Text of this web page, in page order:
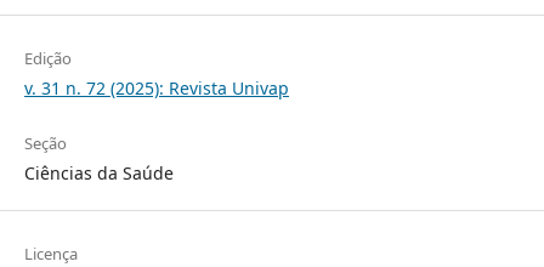
Edição
v. 31 n. 72 (2025): Revista Univap
Seção
Ciências da Saúde
Licença